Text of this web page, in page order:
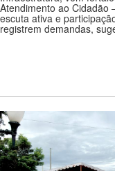
Atendimento ao Cidadão
escuta ativa e
registrem demandas,